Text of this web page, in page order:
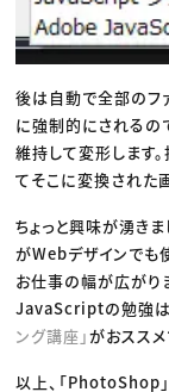
後は自動で全部のフ
に強制的にされるの
維持して変形します
てそこに変換された
ちょっと興味が湧き
がWebデザインでも
お仕事の幅が広がり
JavaScriptの勉強
ング講座」がおススメ
以上、「PhotoShop